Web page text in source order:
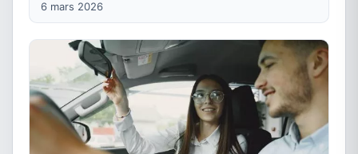
6 mars 2026